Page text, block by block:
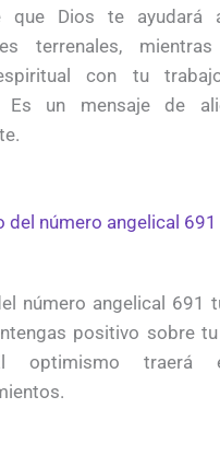
que Dios te ayudará
terrenales,
con tu
Es un mensaje de
del número angelical 691
número angelical 691
positivo sobre
optimismo traerá